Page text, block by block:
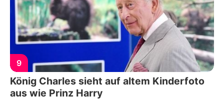
9
König Charles sieht auf altem Kinderfoto
aus wie Prinz Harry